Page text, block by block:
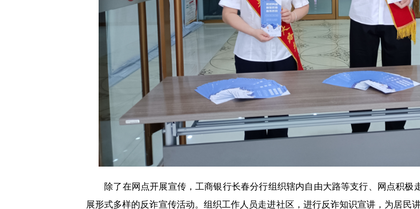
除了在网点开展宣传，工商银行长春分行组织辖内自由大路等支行、网点积极
展形式多样的反诈宣传活动。组织工作人员走进社区，进行反诈知识宣讲，为居民